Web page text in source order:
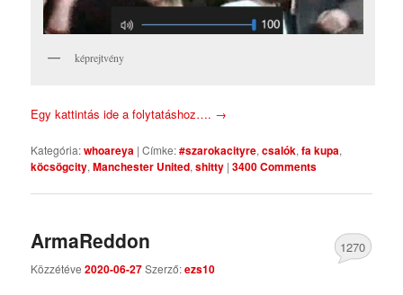
képrejtvény
Egy kattintás ide a folytatáshoz…. →
Kategória:whoareya |Címke:#szarokacityre,csalók,fa kupa,
köcsögcity,Manchester United,shitty |3400 Comments
ArmaReddon
Közzétéve2020-06-27Szerző:ezs10
1270